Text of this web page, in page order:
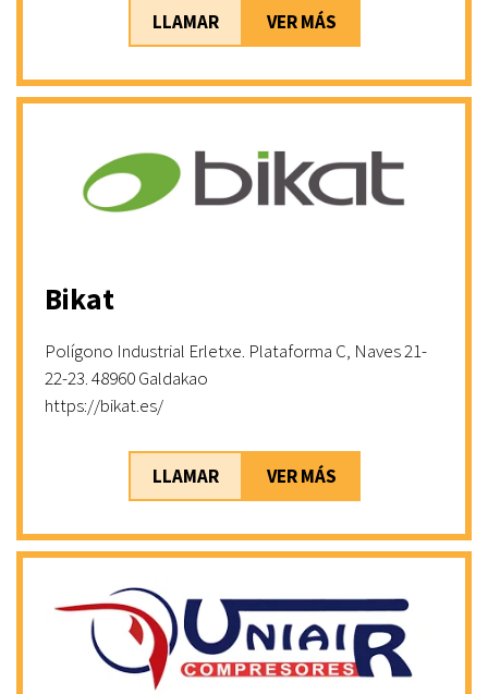
LLAMAR VER MÁS
Bikat
Polígono Industrial Erletxe. Plataforma C, Naves 21-
22-23. 48960 Galdakao
https://bikat.es/
LLAMAR VER MÁS